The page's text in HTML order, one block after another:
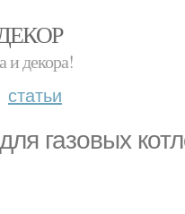
и декора!
статьи
газовых